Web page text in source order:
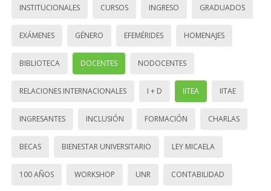
INSTITUCIONALES CURSOS INGRESO GRADUADOS
EXÁMENES GÉNERO EFEMÉRIDES HOMENAJES
BIBLIOTECA DOCENTES NODOCENTES
RELACIONES INTERNACIONALES I + D IITEA IITAE
INGRESANTES INCLUSIÓN FORMACIÓN CHARLAS
BECAS BIENESTAR UNIVERSITARIO LEY MICAELA
100 AÑOS WORKSHOP UNR CONTABILIDAD